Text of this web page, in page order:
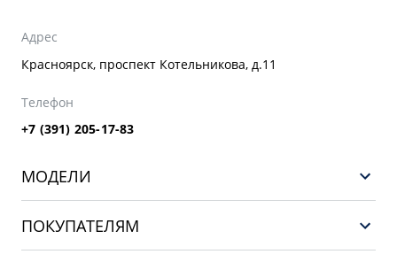
Адрес
Красноярск, проспект Котельникова, д.11
Телефон
+7 (391) 205-17-83
МОДЕЛИ
ПОКУПАТЕЛЯМ